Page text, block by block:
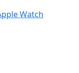
Watch